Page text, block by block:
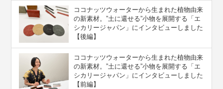
ココナッツウォーターから生まれた植物由来
の新素材。”⼟に還せる”小物を展開する「エ
シカリージャパン」にインタビューしました
【後編】
ココナッツウォーターから生まれた植物由来
の新素材。”⼟に還せる”小物を展開する「エ
シカリージャパン」にインタビューしました
【前編】